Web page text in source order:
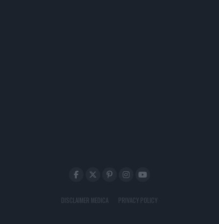
DISCLAIMER MEDICA PRIVACY POLICY